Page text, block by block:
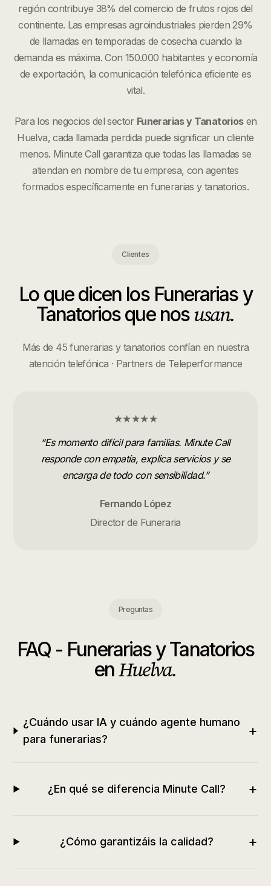
región contribuye 38% del comercio de frutos rojos del
continente. Las empresas agroindustriales pierden 29%
de llamadas en temporadas de cosecha cuando la
demanda es máxima. Con 150.000 habitantes y economía
de exportación, la comunicación telefónica eficiente es
vital.
Para los negocios del sector Funerarias y Tanatoriosen
Huelva, cada llamada perdida puede significar un cliente
menos. Minute Call garantiza que todas las llamadas se
atiendan en nombre de tu empresa, con agentes
formados específicamente enfunerarias y tanatorios.
Clientes
Lo que dicen los Funerarias y
Tanatoriosque nosusan.
Más de 45 funerarias y tanatorios confían en nuestra
atención telefónica · Partners de Teleperformance
★★★★★
“Es momento difícil para familias. Minute Call
responde con empatía, explica servicios y se
encarga de todo con sensibilidad.”
Fernando López
Director de Funeraria
Preguntas
FAQ - Funerarias y Tanatorios
enHuelva.
¿Cuándo usar IA y cuándo agente humano
para funerarias?
+
¿En qué se diferencia Minute Call? +
¿Cómo garantizáis la calidad? +